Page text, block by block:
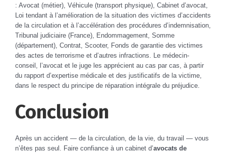
: Avocat (métier), Véhicule (transport physique), Cabinet d’avocat,
Loi tendant à l’amélioration de la situation des victimes d’accidents
de la circulation et à l’accélération des procédures d’indemnisation,
Tribunal judiciaire (France), Endommagement, Somme
(département), Contrat, Scooter, Fonds de garantie des victimes
des actes de terrorisme et d’autres infractions. Le médecin-
conseil, l’avocat et le juge les apprécient au cas par cas, à partir
du rapport d’expertise médicale et des justificatifs de la victime,
dans le respect du principe de réparation intégrale du préjudice.
Conclusion
Après un accident — de la circulation, de la vie, du travail — vous
n’êtes pas seul. Faire confiance à un cabinet d’avocats de